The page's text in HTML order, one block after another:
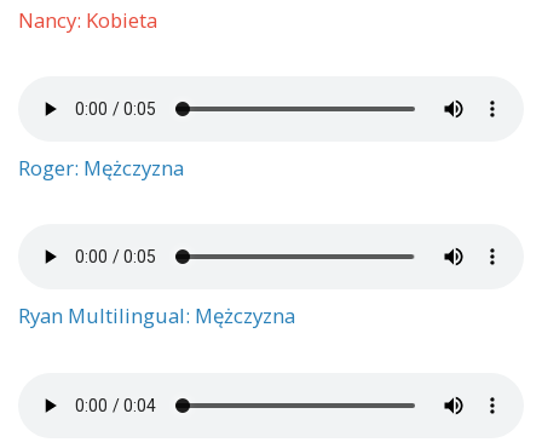
Nancy: Kobieta
Roger: Mężczyzna
Ryan Multilingual: Mężczyzna